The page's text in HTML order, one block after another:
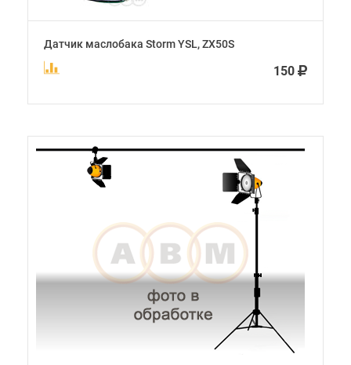
Датчик маслобака Storm YSL, ZX50S
150